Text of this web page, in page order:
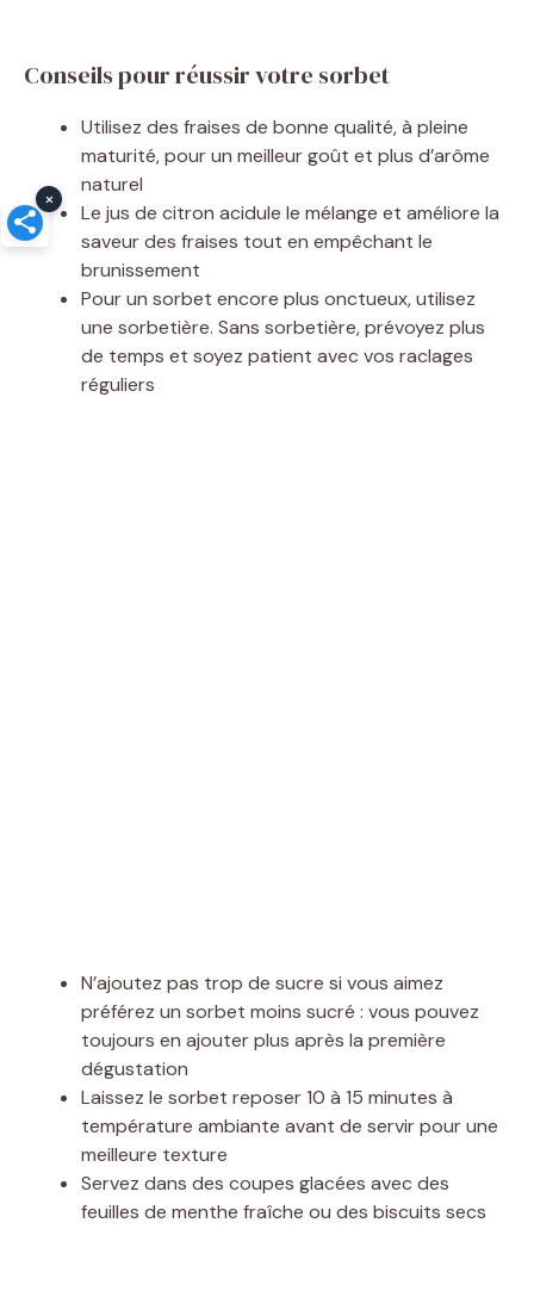
Conseils pour réussir votre sorbet
Utilisez des fraises de bonne qualité, à pleine
maturité, pour un meilleur goût et plus d’arôme
naturel
Le jus de citron acidule le mélange et améliore la
saveur des fraises tout en empêchant le
brunissement
Pour un sorbet encore plus onctueux, utilisez
une sorbetière. Sans sorbetière, prévoyez plus
de temps et soyez patient avec vos raclages
réguliers
N’ajoutez pas trop de sucre si vous aimez
préférez un sorbet moins sucré : vous pouvez
toujours en ajouter plus après la première
dégustation
Laissez le sorbet reposer 10 à 15 minutes à
température ambiante avant de servir pour une
meilleure texture
Servez dans des coupes glacées avec des
feuilles de menthe fraîche ou des biscuits secs
×